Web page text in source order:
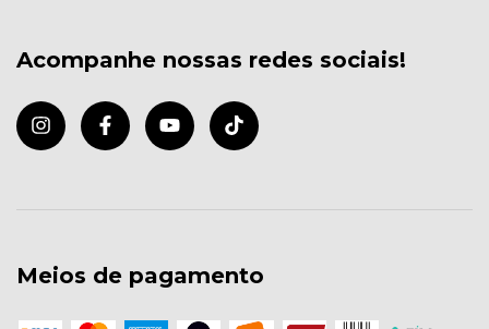
Acompanhe nossas redes sociais!
Meios de pagamento